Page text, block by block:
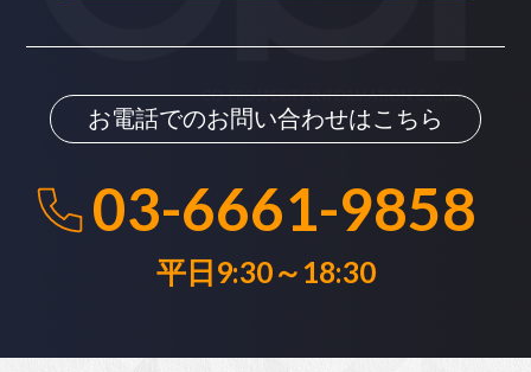
お電話でのお問い合わせはこちら
03-6661-9858
平日9:30～18:30